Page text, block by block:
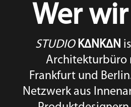
Wer
STUDIO K∆NK∆N
Architekturbüro
Frankfurt und
Netzwerk aus